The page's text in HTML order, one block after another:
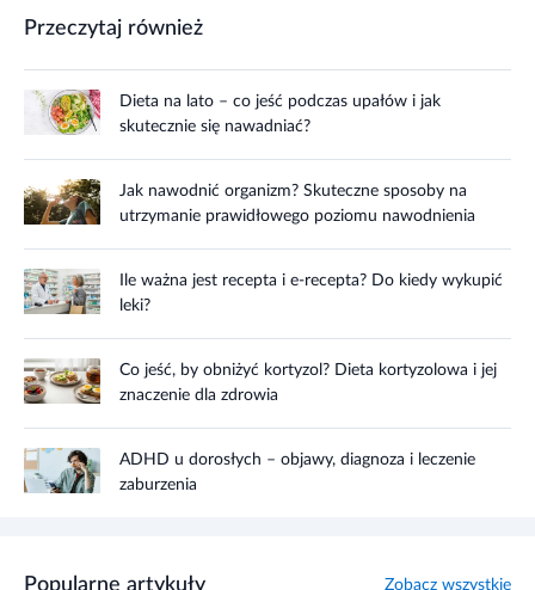
Przeczytaj również
Dieta na lato – co jeść podczas upałów i jak
skutecznie się nawadniać?
Jak nawodnić organizm? Skuteczne sposoby na
utrzymanie prawidłowego poziomu nawodnienia
Ile ważna jest recepta i e-recepta? Do kiedy wykupić
leki?
Co jeść, by obniżyć kortyzol? Dieta kortyzolowa i jej
znaczenie dla zdrowia
ADHD u dorosłych – objawy, diagnoza i leczenie
zaburzenia
Popularne artykuły Zobacz wszystkie